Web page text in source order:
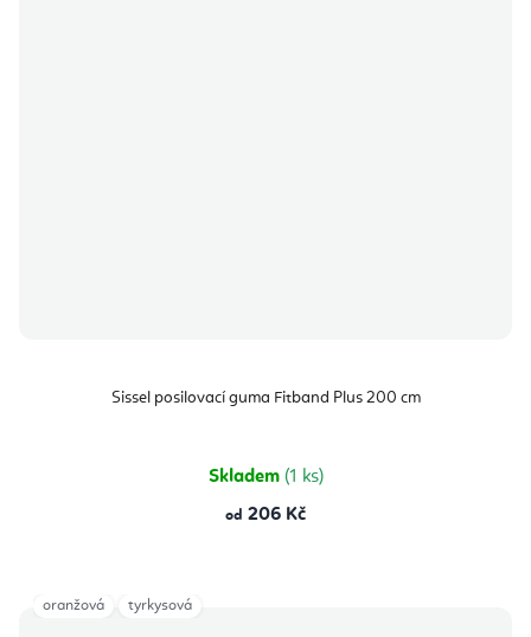
Sissel posilovací guma Fitband Plus 200 cm
Skladem (1 ks)
od 206 Kč
oranžová tyrkysová